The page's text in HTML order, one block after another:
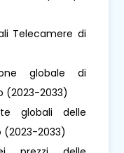
Telecamere di
globale di
(2023-2033)
globali delle
(2023-2033)